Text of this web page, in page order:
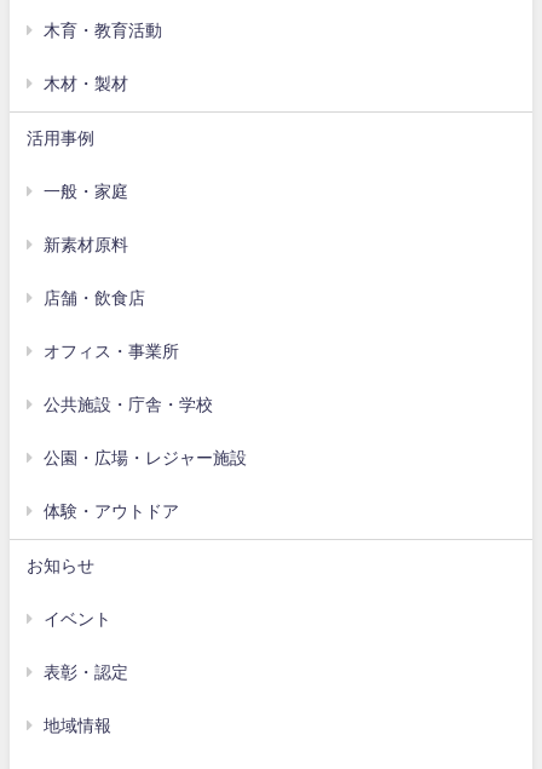
木育・教育活動
木材・製材
活用事例
一般・家庭
新素材原料
店舗・飲食店
オフィス・事業所
公共施設・庁舎・学校
公園・広場・レジャー施設
体験・アウトドア
お知らせ
イベント
表彰・認定
地域情報